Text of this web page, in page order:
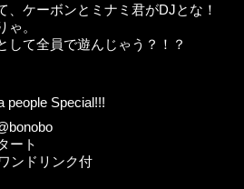
、ケーボンとミナミ君がDJとな！
ゃ。
して全員で遊んじゃう？！？
people Special!!!
ート
ンドリンク付